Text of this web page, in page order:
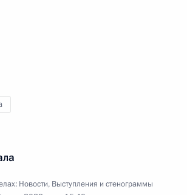
Новости, Выступления и стенограммы